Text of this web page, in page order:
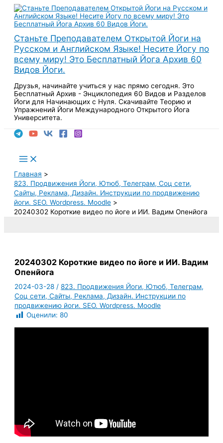
Перейти
содержимому
Станьте Преподавателем Открытой Йоги на
Русском и Английском Языке! Несите Йогу по
всему миру! Это Бесплатный Йога Архив 60
Видов Йоги.
Друзья, начинайте учиться у нас прямо сегодня. Это
Бесплатный Архив - Энциклопедия 60 Видов и Разделов
Йоги для Начинающих с Нуля. Скачивайте Теорию и
Упражнений Йоги Международного Открытого Йога
Университета.
Main
Menu
Главная
823. Продвижения Йоги, Ютюб, Телеграм, Соц сети,
Сайты, Реклама, Дизайн. Инструкции по продвижению
йоги. SEO. Wordpress. Moodle
20240302 Короткие видео по йоге и ИИ. Вадим Опенйога
20240302 Короткие видео по йоге и ИИ. Вадим
Опенйога
2024-03-28/823. Продвижения Йоги, Ютюб, Телеграм,
Соц сети, Сайты, Реклама, Дизайн. Инструкции по
продвижению йоги. SEO. Wordpress. Moodle
Оценили: 80